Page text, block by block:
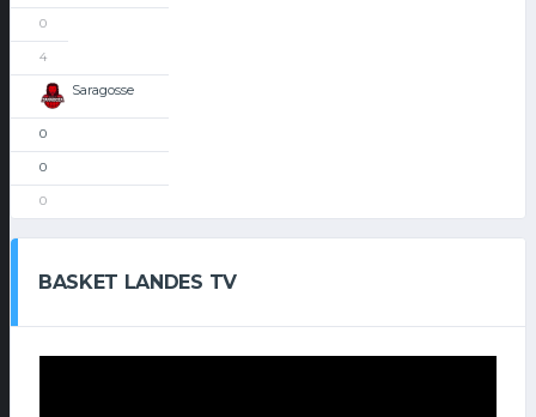
0
4
Saragosse
0
0
0
BASKET LANDES TV